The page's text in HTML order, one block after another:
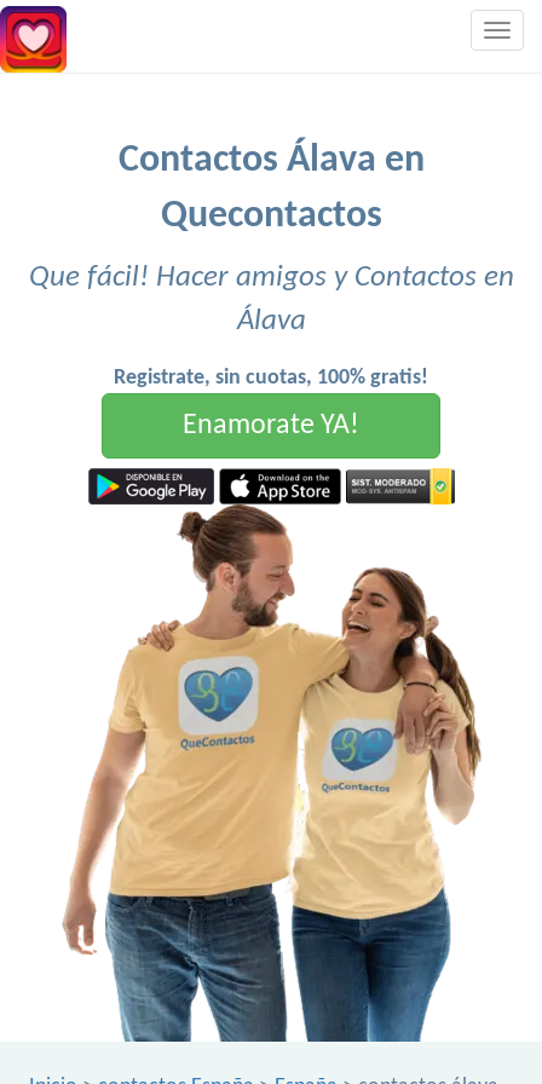
Contactos Álava en
Quecontactos
Que fácil! Hacer amigos y Contactos en
Álava
Registrate, sin cuotas, 100% gratis!
Enamorate YA!